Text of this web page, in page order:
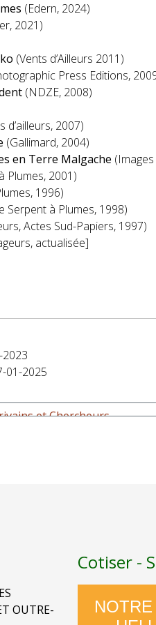
(Edern, 2024)
2021)
(Vents d’Ailleurs 2011)
Press Editions,
(NDZE, 2008)
d’ailleurs, 2007)
(Gallimard, 2004)
en Terre Malgache
Plumes, 2001)
1996)
Serpent à Plumes, 1998)
Actes Sud-Papiers, 1997)
actualisée]
01-2025
et Chercheurs
OUTRE-
Cotiser -